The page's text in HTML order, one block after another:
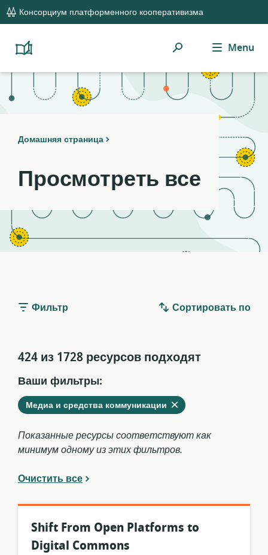
global
navigation
Консорциум платформенного кооперативизма
Platform
Resource
Поиск Menu
Домашняя страница
Просмотреть все
Фильтр Сортировать по
424 из 1728 ресурсов подходят
Ваши фильтры:
Удалить
Медиа и средства коммуникации из
текущих
Показанные ресурсы соответствуют как
минимум одному из этих фильтров.
Очистить все
Shift From Open Platforms to
Digital Commons
filters
Resource